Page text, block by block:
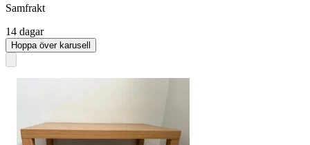
Samfrakt
14 dagar
Hoppa över karusell